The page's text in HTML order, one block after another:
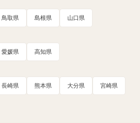
鳥取県 島根県 山口県
愛媛県 高知県
長崎県 熊本県 大分県 宮崎県